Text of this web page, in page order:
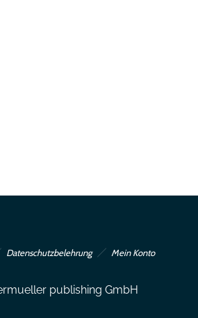
Datenschutzbelehrung Mein Konto
publishing GmbH